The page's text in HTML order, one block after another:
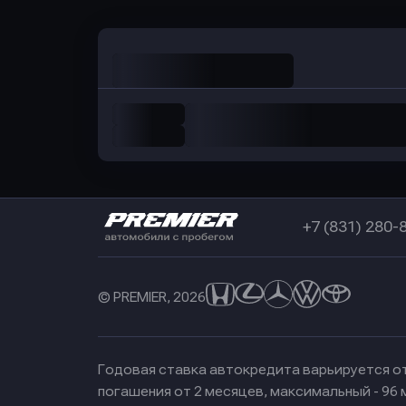
+7 (831) 280-
© PREMIER, 2026
Годовая ставка автокредита варьируется
погашения от 2 месяцев, максимальный - 96